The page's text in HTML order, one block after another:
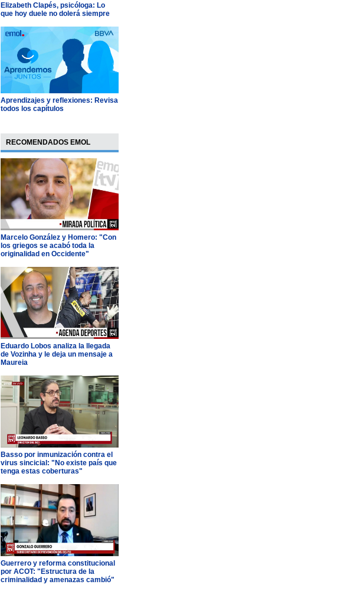
Elizabeth Clapés, psicóloga: Lo
que hoy duele no dolerá siempre
Aprendizajes y reflexiones: Revisa
todos los capítulos
RECOMENDADOS EMOL
Marcelo González y Homero: "Con
los griegos se acabó toda la
originalidad en Occidente"
Eduardo Lobos analiza la llegada
de Vozinha y le deja un mensaje a
Maureia
Basso por inmunización contra el
virus sincicial: "No existe país que
tenga estas coberturas"
Guerrero y reforma constitucional
por ACOT: "Estructura de la
criminalidad y amenazas cambió"